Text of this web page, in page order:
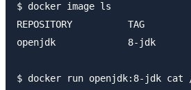
$ docker image ls
REPOSITORY          TAG
openjdk             8-jdk
$ docker run openjdk:8-jdk cat